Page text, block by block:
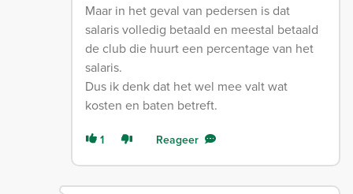
Maar in het geval van pedersen is dat
salaris volledig betaald en meestal betaald
de club die huurt een percentage van het
salaris.
Dus ik denk dat het wel mee valt wat
kosten en baten betreft.
1 Reageer